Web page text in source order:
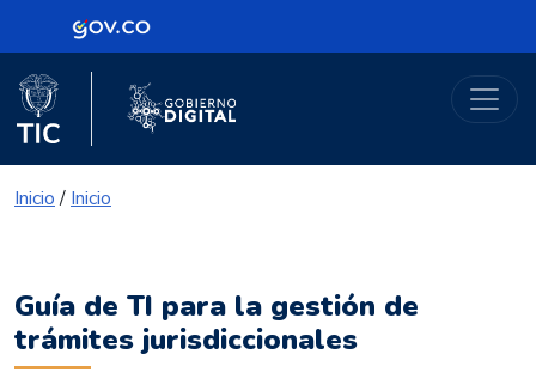
Logo Gobierno de Colombia
Portal Gobierno Digital
Logo del Ministerio TIC
Inicio/ Inicio
Guía de TI para la gestión de
trámites jurisdiccionales